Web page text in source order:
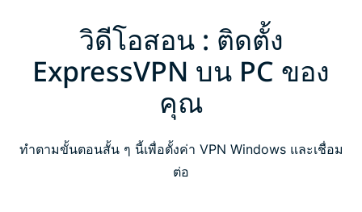
วิดีโอสอน : ติดตั้ง
ExpressVPN บน PC ของ
คุณ
ทำตามขั้นตอนสั้น ๆ นี้เพื่อตั้งค่า VPN Windows และเชื่อม
ต่อ